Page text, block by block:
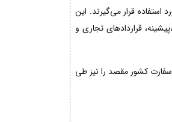
استفاده قرار می‌گیرند. این
قراردادهای تجاری و
کشور مقصد را نیز طی